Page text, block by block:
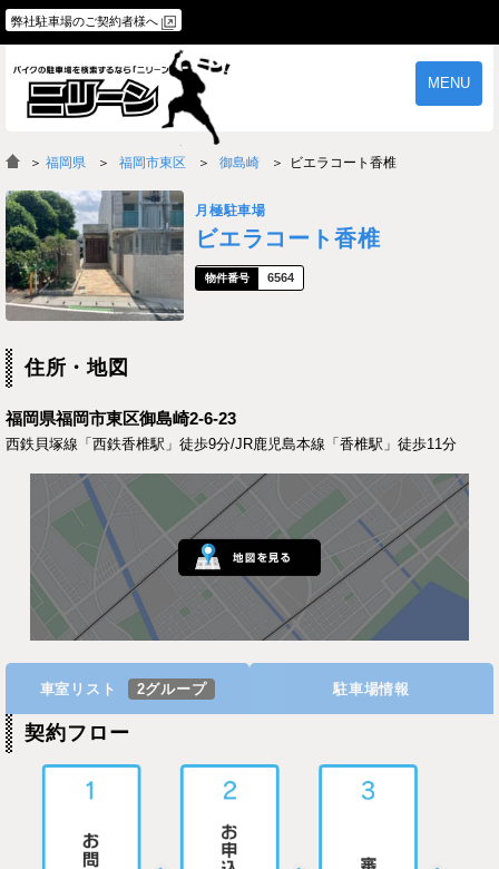
弊社駐車場のご契約者様へ
MENU
物件一覧 ご契約の流れ
よくあるご質問
＞ 福岡県 福岡市東区 御島崎 ビエラコート香椎
月極駐車場
ビエラコート香椎
6564
住所・地図
福岡県福岡市東区御島崎2-6-23
西鉄貝塚線「西鉄香椎駅」徒歩9分/JR鹿児島本線「香椎駅」徒歩11分
車室リスト 2グループ 駐車場情報
契約フロー